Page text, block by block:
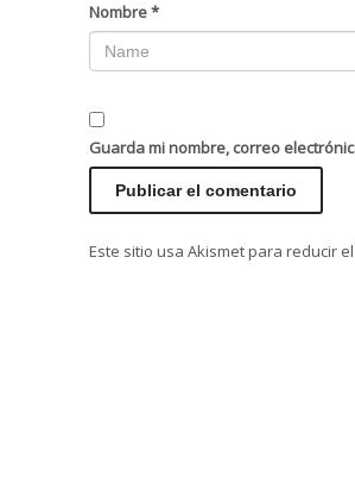
Nombre*
Guarda mi nombre, correo
Este sitio usa Akismet para reducir